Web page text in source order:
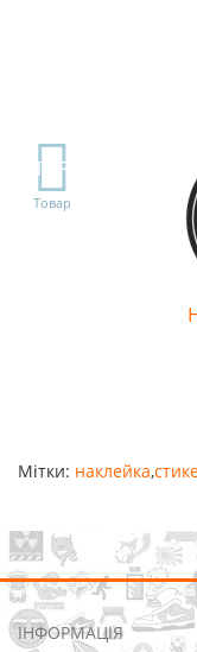
TOP
Товар
Мітки: наклейка,
ІНФОРМАЦІЯ